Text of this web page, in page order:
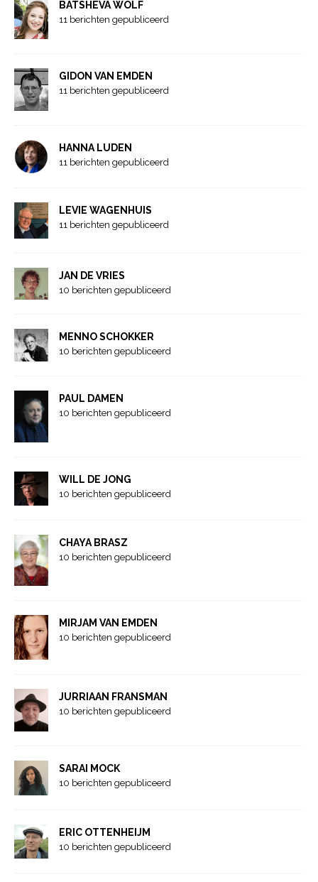
BATSHEVA WOLF
11 berichten gepubliceerd
GIDON VAN EMDEN
11 berichten gepubliceerd
HANNA LUDEN
11 berichten gepubliceerd
LEVIE WAGENHUIS
11 berichten gepubliceerd
JAN DE VRIES
10 berichten gepubliceerd
MENNO SCHOKKER
10 berichten gepubliceerd
PAUL DAMEN
10 berichten gepubliceerd
WILL DE JONG
10 berichten gepubliceerd
CHAYA BRASZ
10 berichten gepubliceerd
MIRJAM VAN EMDEN
10 berichten gepubliceerd
JURRIAAN FRANSMAN
10 berichten gepubliceerd
SARAI MOCK
10 berichten gepubliceerd
ERIC OTTENHEIJM
10 berichten gepubliceerd